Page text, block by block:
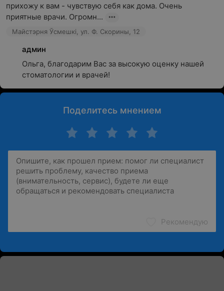
прихожу к вам - чувствую себя как дома. Очень
приятные врачи. Огромн...
Майстэрня Ўсмешкi, ул. Ф. Скорины, 12
админ
Ольга, благодарим Вас за высокую оценку нашей
стоматологии и врачей!
Поделитесь мнением
Рекомендую